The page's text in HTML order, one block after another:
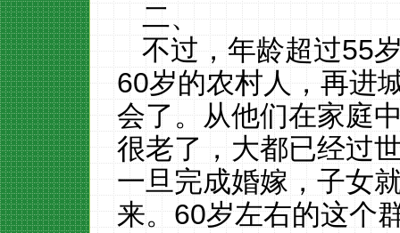
二、
不过，年龄超过55
60岁的农村人，再进
会了。从他们在家庭
很老了，大都已经过
一旦完成婚嫁，子女
来。60岁左右的这个